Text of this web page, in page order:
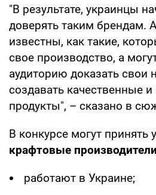
"В результате, украинцы
доверять таким брендам.
известны, как такие,
свое производство, а
аудиторию доказать свои
создавать качественные
продукты", – сказано в
В конкурсе могут принять
крафтовые
работают в Украине;